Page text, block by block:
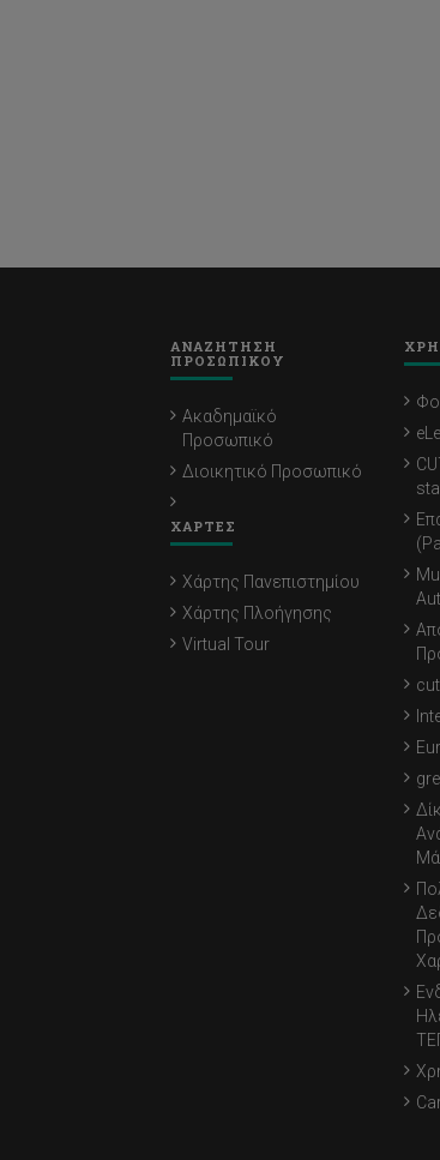
ΑΝΑΖΗΤΗΣΗ
ΠΡΟΣΩΠΙΚΟΥ
Ακαδημαϊκό
Προσωπικό
Διοικητικό Προσωπικό
ΧΑΡΤΕΣ
Χάρτης Πανεπιστημίου
Χάρτης Πλοήγησης
Virtual Tour